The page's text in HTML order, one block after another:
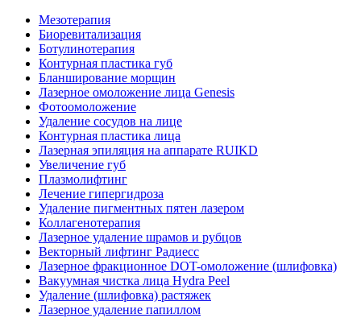
Мезотерапия
Биоревитализация
Ботулинотерапия
Контурная пластика губ
Бланширование морщин
Лазерное омоложение лица Genesis
Фотоомоложение
Удаление сосудов на лице
Контурная пластика лица
Лазерная эпиляция на аппарате RUIKD
Увеличение губ
Плазмолифтинг
Лечение гипергидроза
Удаление пигментных пятен лазером
Коллагенотерапия
Лазерное удаление шрамов и рубцов
Векторный лифтинг Радиесс
Лазерное фракционное DOT-омоложение (шлифовка)
Вакуумная чистка лица Hydra Peel
Удаление (шлифовка) растяжек
Лазерное удаление папиллом